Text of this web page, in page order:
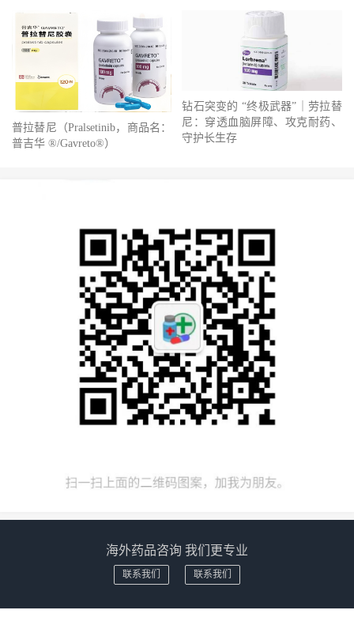
普拉替尼（Pralsetinib，商品名：
普吉华 ®/Gavreto®）
钻石突变的 “终极武器”｜劳拉替
尼：穿透血脑屏障、攻克耐药、
守护长生存
海外药品咨询 我们更专业
联系我们 联系我们